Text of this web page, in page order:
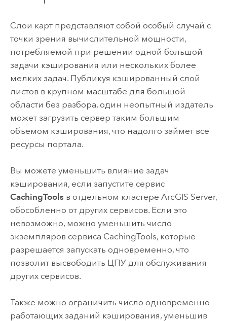
Слои карт представляют собой особый случай с
точки зрения вычислительной мощности,
потребляемой при решении одной большой
задачи кэширования или нескольких более
мелких задач. Публикуя кэшированный слой
листов в крупном масштабе для большой
области без разбора, один неопытный издатель
может загрузить сервер таким большим
объемом кэширования, что надолго займет все
ресурсы портала.
Вы можете уменьшить влияние задач
кэширования, если запустите сервис
CachingTools в отдельном кластере ArcGIS Server,
обособленно от других сервисов. Если это
невозможно, можно уменьшить число
экземпляров сервиса CachingTools, которые
разрешается запускать одновременно, что
позволит высвободить ЦПУ для обслуживания
других сервисов.
Также можно ограничить число одновременно
работающих заданий кэширования, уменьшив